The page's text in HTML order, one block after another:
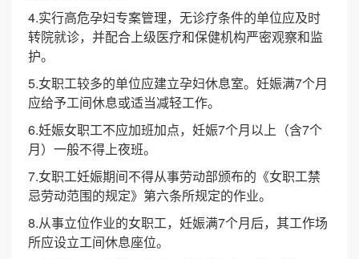
4.实行高危孕妇专案管理，无诊疗条件的单位应及时
转院就诊，并配合上级医疗和保健机构严密观察和监
护。
5.女职工较多的单位应建立孕妇休息室。妊娠满7个月
应给予工间休息或适当减轻工作。
6.妊娠女职工不应加班加点，妊娠7个月以上（含7个
月）一般不得上夜班。
7.女职工妊娠期间不得从事劳动部颁布的《女职工禁
忌劳动范围的规定》第六条所规定的作业。
8.从事立位作业的女职工，妊娠满7个月后，其工作场
所应设立工间休息座位。